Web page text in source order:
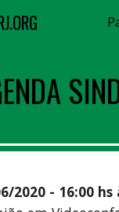
2020 - 16:00 hs